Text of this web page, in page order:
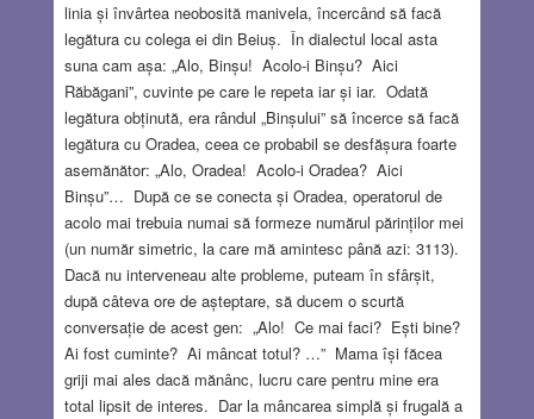
linia și învârtea neobosită manivela, încercând să facă
legătura cu colega ei din Beiuș. În dialectul local asta
suna cam așa: „Alo, Binșu! Acolo-i Binșu? Aici
Răbăgani”, cuvinte pe care le repeta iar și iar. Odată
legătura obținută, era rândul „Binșului” să încerce să facă
legătura cu Oradea, ceea ce probabil se desfășura foarte
asemănător: „Alo, Oradea! Acolo-i Oradea? Aici
Binșu”… După ce se conecta și Oradea, operatorul de
acolo mai trebuia numai să formeze numărul părinților mei
(un număr simetric, la care mă amintesc până azi: 3113).
Dacă nu interveneau alte probleme, puteam în sfârșit,
după câteva ore de așteptare, să ducem o scurtă
conversație de acest gen: „Alo! Ce mai faci? Ești bine?
Ai fost cuminte? Ai mâncat totul? …” Mama își făcea
griji mai ales dacă mănânc, lucru care pentru mine era
total lipsit de interes. Dar la mâncarea simplă și frugală a